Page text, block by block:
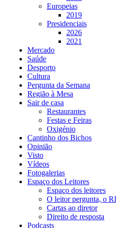
Europeias
2019
Presidenciais
2026
2021
Mercado
Saúde
Desporto
Cultura
Pergunta da Semana
Região à Mesa
Sair de casa
Restaurantes
Festas e Feiras
Oxigénio
Cantinho dos Bichos
Opinião
Visto
Vídeos
Fotogalerias
Espaço dos Leitores
Espaço dos leitores
O leitor pergunta, o
Cartas ao diretor
Direito de resposta
Podcasts